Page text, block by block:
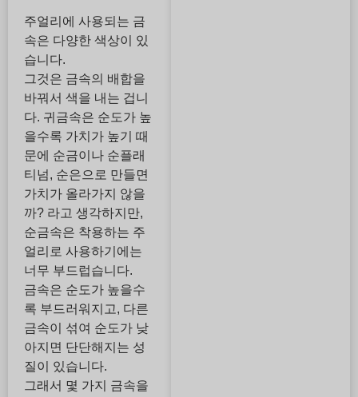
주얼리에 사용되는 금
속은 다양한 색상이 있
습니다.
그것은 금속의 배합을
바꿔서 색을 내는 겁니
다. 귀금속은 순도가 높
을수록 가치가 높기 때
문에 순금이나 순플래
티넘, 순은으로 만들면
가치가 올라가지 않을
까? 라고 생각하지만,
순금속은 착용하는 주
얼리로 사용하기에는
너무 부드럽습니다.
금속은 순도가 높을수
록 부드러워지고, 다른
금속이 섞여 순도가 낮
아지면 단단해지는 성
질이 있습니다.
그래서 몇 가지 금속을